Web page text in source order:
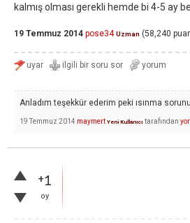
kalmış olması gerekli hemde bi 4-5 ay
19 Temmuz 2014 pose34 Uzman (58,240
Anladım teşekkür ederim peki ısınma
19 Temmuz 2014 maymert Yeni Kullanıcı tarafından
+1
oy